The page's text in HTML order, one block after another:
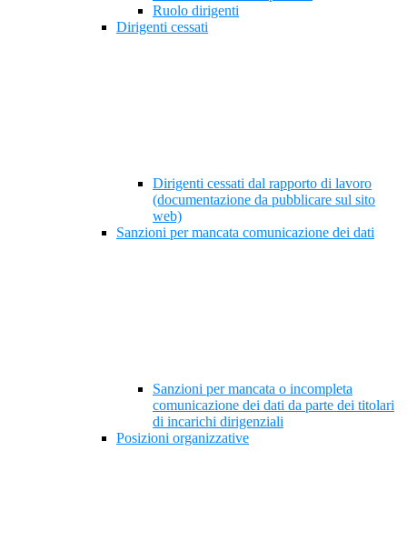
Ruolo dirigenti
Dirigenti cessati
Dirigenti cessati dal rapporto di lavoro
(documentazione da pubblicare sul sito
web)
Sanzioni per mancata comunicazione dei dati
Sanzioni per mancata o incompleta
comunicazione dei dati da parte dei titolari
di incarichi dirigenziali
Posizioni organizzative